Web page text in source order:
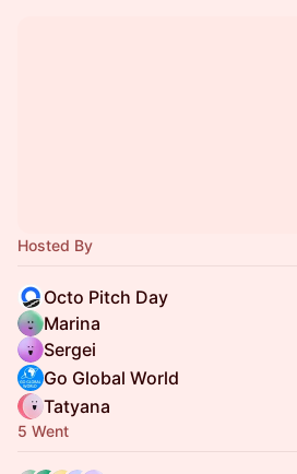
Hosted By
Octo Pitch Day
Marina
Sergei
Go Global World
Tatyana
5 Went